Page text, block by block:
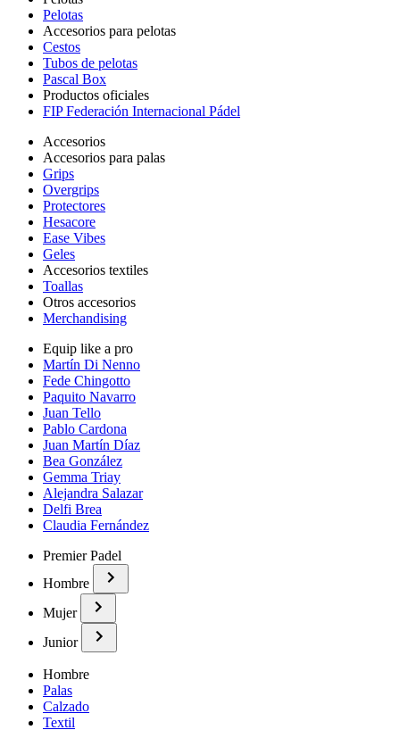
Pelotas
Accesorios para pelotas
Cestos
Tubos de pelotas
Pascal Box
Productos oficiales
FIP Federación Internacional Pádel
Accesorios
Accesorios para palas
Grips
Overgrips
Protectores
Hesacore
Ease Vibes
Geles
Accesorios textiles
Toallas
Otros accesorios
Merchandising
Equip like a pro
Martín Di Nenno
Fede Chingotto
Paquito Navarro
Juan Tello
Pablo Cardona
Juan Martín Díaz
Bea González
Gemma Triay
Alejandra Salazar
Delfi Brea
Claudia Fernández
Premier Padel
Hombre
Mujer
Junior
Hombre
Palas
Calzado
Textil